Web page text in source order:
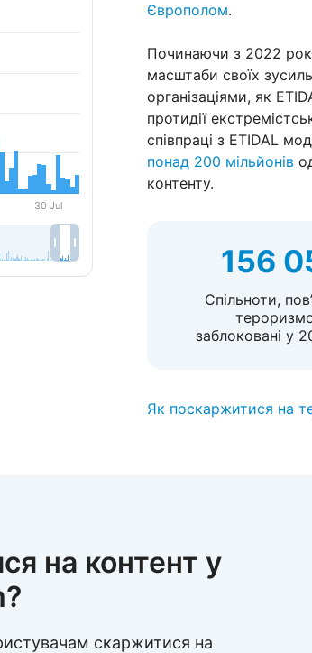
Європолом.
Починаючи з 2022
масштаби своїх
організаціями, як
протидії
співпраці з ETIDAL
понад 200 мільйонів
контенту.
156
Спільноти,
заблоковані у
Як поскаржитися на
на контент у
скаржитися на